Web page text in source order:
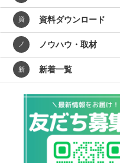
資 資料ダウンロード
ノ ノウハウ・取材
新 新着一覧